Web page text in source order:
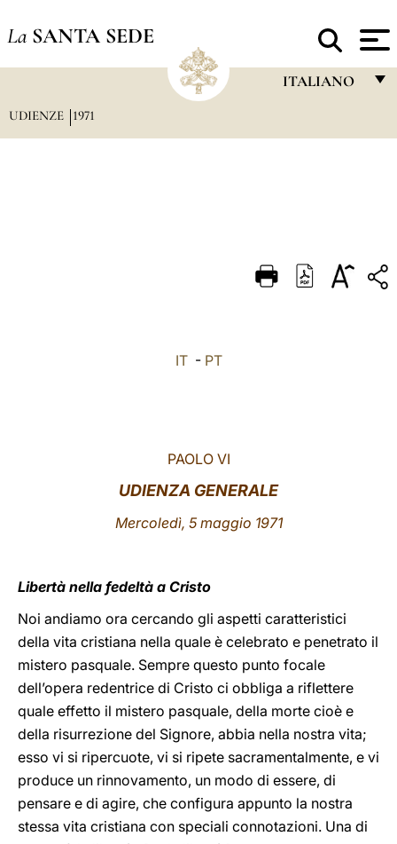
La SANTA SEDE
ITALIANO
DEUTSCH
UDIENZE 1971
IT- PT
PAOLO VI
UDIENZA GENERALE
Mercoledì, 5 maggio 1971
Libertà nella fedeltà a Cristo
Noi andiamo ora cercando gli aspetti caratteristici
della vita cristiana nella quale è celebrato e penetrato il
mistero pasquale. Sempre questo punto focale
dell’opera redentrice di Cristo ci obbliga a riflettere
quale effetto il mistero pasquale, della morte cioè e
della risurrezione del Signore, abbia nella nostra vita;
esso vi si ripercuote, vi si ripete sacramentalmente, e vi
produce un rinnovamento, un modo di essere, di
pensare e di agire, che configura appunto la nostra
stessa vita cristiana con speciali connotazioni. Una di